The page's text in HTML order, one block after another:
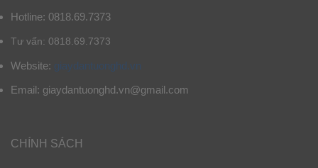
Hotline: 0818.69.7373
Tư vấn: 0818.69.7373
Website: giaydantuonghd.vn
Email: giaydantuonghd.vn@gmail.com
CHÍNH SÁCH